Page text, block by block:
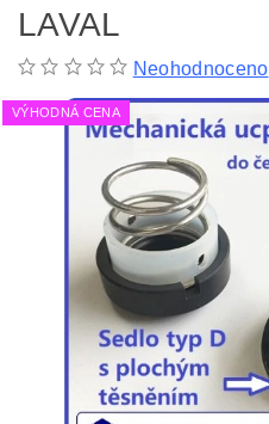
LAVAL
Neohodnoceno
VÝHODNÁ CENA